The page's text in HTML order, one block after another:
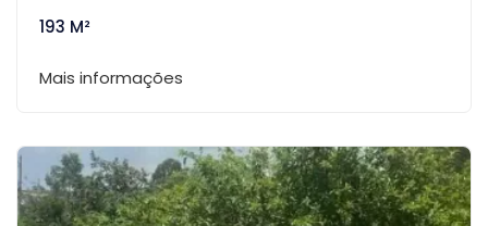
193 M²
Mais informações